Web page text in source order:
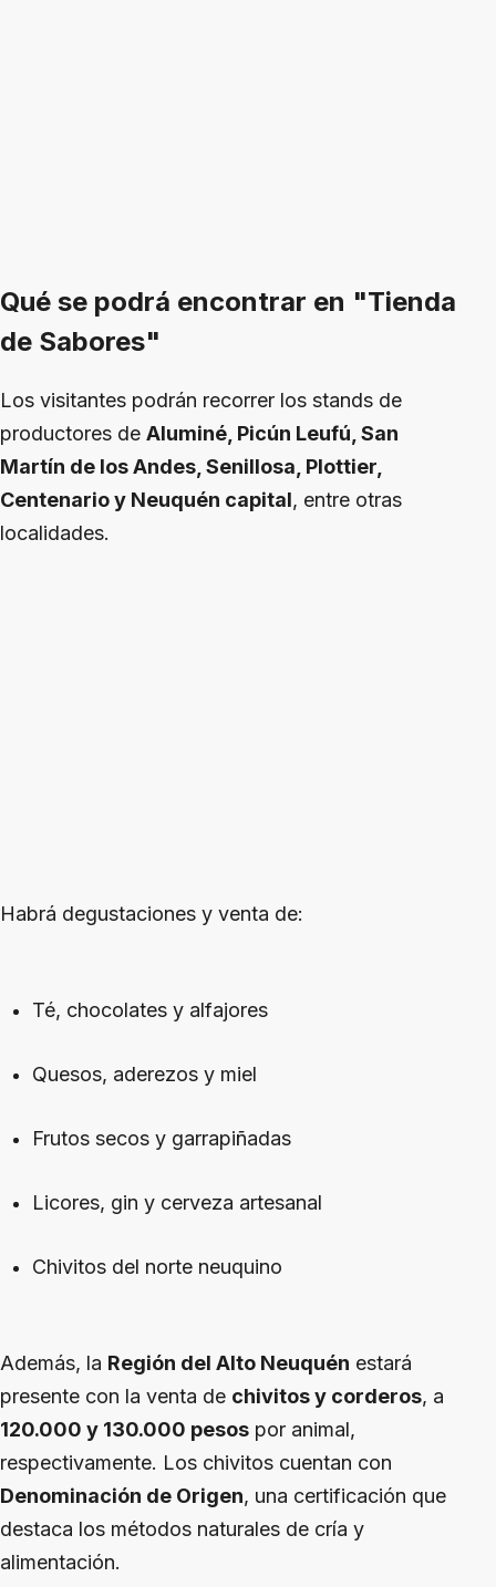
Qué se podrá encontrar en "Tienda
de Sabores"
Los visitantes podrán recorrer los stands de
productores de Aluminé, Picún Leufú, San
Martín de los Andes, Senillosa, Plottier,
Centenario y Neuquén capital, entre otras
localidades.
Habrá degustaciones y venta de:
Té, chocolates y alfajores
Quesos, aderezos y miel
Frutos secos y garrapiñadas
Licores, gin y cerveza artesanal
Chivitos del norte neuquino
Además, la Región del Alto Neuquén estará
presente con la venta de chivitos y corderos, a
120.000 y 130.000 pesos por animal,
respectivamente. Los chivitos cuentan con
Denominación de Origen, una certificación que
destaca los métodos naturales de cría y
alimentación.